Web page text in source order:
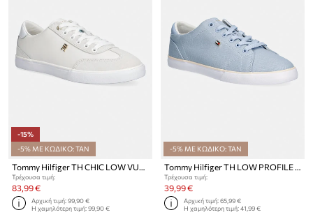
-15%
-5% ΜΕ ΚΩΔΙΚΟ: TAN
Tommy Hilfiger TH CHIC LOW VULC πάνινα sneakers γυναικεία δερμάτινα
Τρέχουσα τιμή:
83,99 €
Αρχική τιμή:99,90 €
Η χαμηλότερη τιμή:99,90 €
-5% ΜΕ ΚΩΔΙΚΟ: TAN
Tommy Hilfiger TH LOW PROFILE VULC CANVAS πάνινα sneakers Γυναικεία
Τρέχουσα τιμή:
39,99 €
Αρχική τιμή:65,99 €
Η χαμηλότερη τιμή:41,99 €